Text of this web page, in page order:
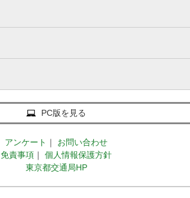
PC版を見る
アンケート ｜
お問い合わせ
免責事項 ｜
個人情報保護方針
東京都交通局HP